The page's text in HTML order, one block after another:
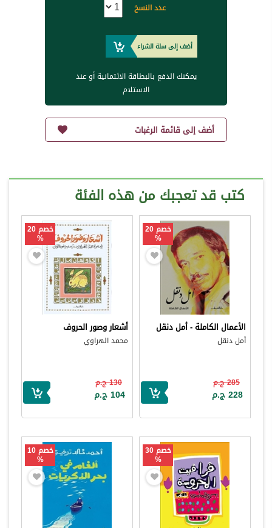
عدد النسخ
أضف إلى سلة الشراء
يمكنك الدفع بالبطاقة الائتمانية أو عند
الاستلام
أضف إلى قائمة الرغبات
كتب قد تعجبك من هذه الفئة
خصم 20
%
الأعمال الكاملة - أمل دنقل
أمل دنقل
285 ج.م
228 ج.م
خصم 20
%
أشعار وصور الحروف
محمد الهراوي
130 ج.م
104 ج.م
خصم 30
%
خصم 10
%